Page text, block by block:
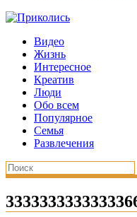
Видео
Жизнь
Интересное
Креатив
Люди
Обо всем
Популярное
Семья
Развлечения